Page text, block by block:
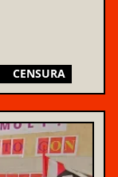
CENSURA